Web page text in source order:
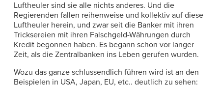
Luftheuler sind sie alle nichts anderes. Und die
Regierenden fallen reihenweise und kollektiv auf diese
Luftheuler herein, und zwar seit die Banker mit ihren
Tricksereien mit ihren Falschgeld-Währungen durch
Kredit begonnen haben. Es begann schon vor langer
Zeit, als die Zentralbanken ins Leben gerufen wurden.
Wozu das ganze schlussendlich führen wird ist an den
Beispielen in USA, Japan, EU, etc.. deutlich zu sehen: